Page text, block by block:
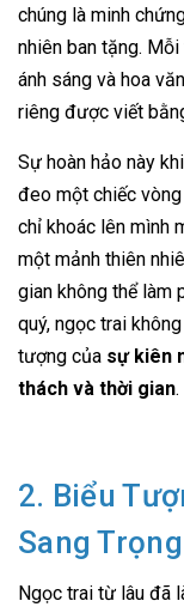
chúng là minh
nhiên ban tặng.
ánh sáng và hoa
riêng được viết
Sự hoàn hảo này
đeo một chiếc
chỉ khoác lên mình
một mảnh thiên
gian không thể làm
quý, ngọc trai
tượng của sự kiên
thách và thời gian.
2. Biểu
Sang Trọng
Ngọc trai từ lâu đã